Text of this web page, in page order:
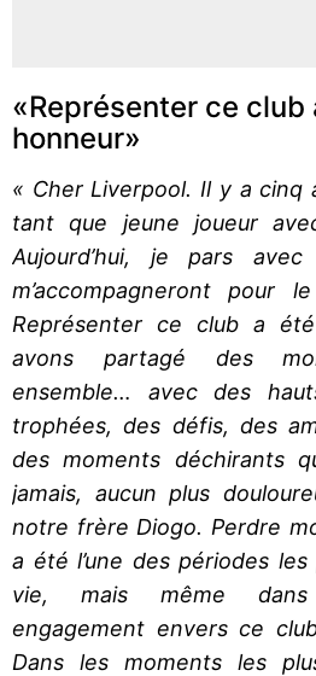
«Représenter ce club
honneur»
« Cher Liverpool. Il y a cinq
tant que jeune joueur
Aujourd’hui, je pars
m’accompagneront pour
Représenter ce club a
avons partagé des
ensemble… avec des
trophées, des défis, des
des moments déchirants
jamais, aucun plus
notre frère Diogo. Perdre
a été l’une des périodes
vie, mais même dans
engagement envers ce
Dans les moments les